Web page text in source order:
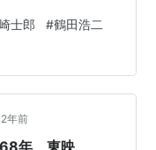
名前とは思わなか
原作小説が元に
いたのだろうが。
(人生劇場 飛車角)
DVDコレクショ
士郎 #鶴田浩二
2年前
年 東映